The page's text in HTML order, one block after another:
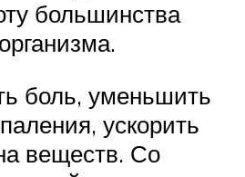
большинства
боль, уменьшить
ускорить
веществ. Со